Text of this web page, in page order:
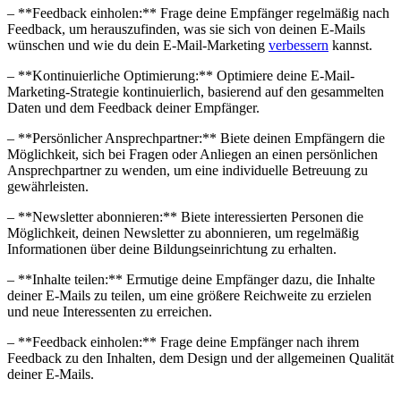
– **Feedback ‌einholen:** Frage deine Empfänger regelmäßig nach
Feedback, um ⁣herauszufinden, was⁢ sie sich von⁣ deinen E-Mails
wünschen und wie du dein E-Mail-Marketing verbessern kannst.
– **Kontinuierliche Optimierung:** Optimiere deine E-Mail-
Marketing-Strategie kontinuierlich, basierend auf den gesammelten
Daten und dem ‌Feedback deiner Empfänger.
– **Persönlicher ‌Ansprechpartner:** ⁣Biete⁢ deinen Empfängern die
Möglichkeit, sich ‌bei Fragen oder​ Anliegen an ⁣einen ‍persönlichen
Ansprechpartner zu wenden, um ⁣eine individuelle Betreuung zu
gewährleisten.
– **Newsletter abonnieren:** Biete interessierten⁤ Personen die
Möglichkeit, deinen Newsletter zu abonnieren,⁤ um regelmäßig
Informationen über deine Bildungseinrichtung zu erhalten.
– **Inhalte teilen:** Ermutige deine Empfänger dazu, die ⁤Inhalte
deiner E-Mails⁢ zu teilen, um eine größere Reichweite zu‌ erzielen
und neue​ Interessenten zu erreichen.
– **Feedback einholen:** Frage⁣ deine Empfänger nach ihrem‌
Feedback zu den Inhalten, dem⁤ Design und ⁣der⁣ allgemeinen⁤ Qualität
deiner E-Mails.